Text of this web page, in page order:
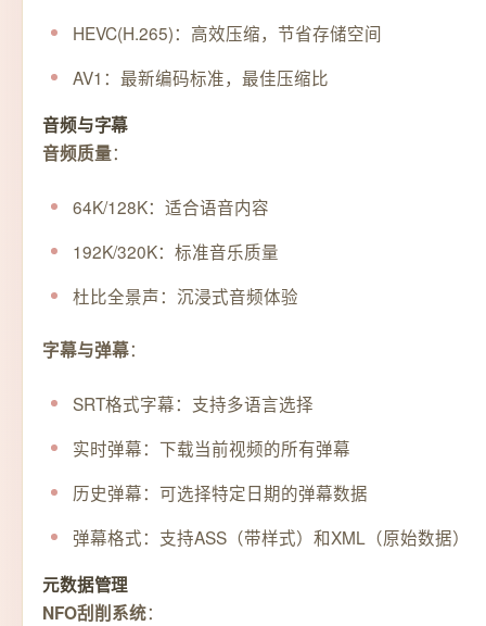
HEVC(H.265)：高效压缩，节省存储空间
AV1：最新编码标准，最佳压缩比
音频与字幕
音频质量：
64K/128K：适合语音内容
192K/320K：标准音乐质量
杜比全景声：沉浸式音频体验
字幕与弹幕：
SRT格式字幕：支持多语言选择
实时弹幕：下载当前视频的所有弹幕
历史弹幕：可选择特定日期的弹幕数据
弹幕格式：支持ASS（带样式）和XML（原始数据）
元数据管理
NFO刮削系统：